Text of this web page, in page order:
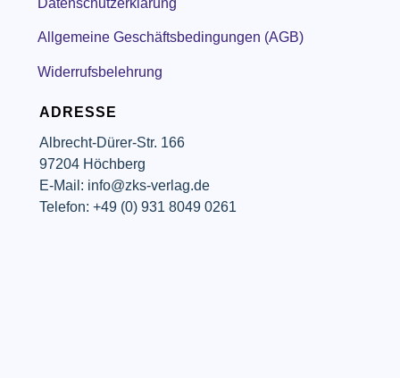
ADRESSE
Albrecht-Dürer-Str. 166
97204 Höchberg
E-Mail: info@zks-verlag.de
Telefon: +49 (0) 931 8049 0261
Allgemeine Geschäftsbedingungen (AGB)
Widerrufsbelehrung